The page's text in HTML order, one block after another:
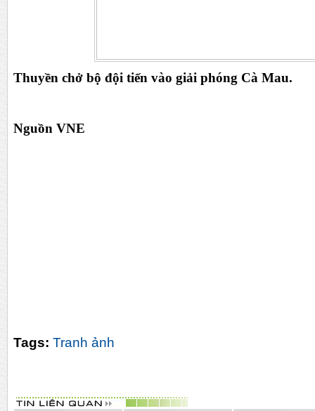
Thuyền chở bộ đội tiến vào giải phóng Cà Mau.
Nguồn VNE
Tags: Tranh ảnh